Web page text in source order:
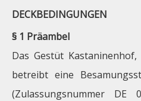
DECKBEDINGUNGEN
§ 1 Präambel
Das Gestüt
betreibt eine
(Zulassungsnummer